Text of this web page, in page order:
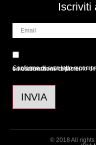
Iscriviti
Confermo di aver letto e
e acconsento al trattamento dei miei dati personali a scopi di marketing ed elaborazione di profili.
INVIA
© 2018 All